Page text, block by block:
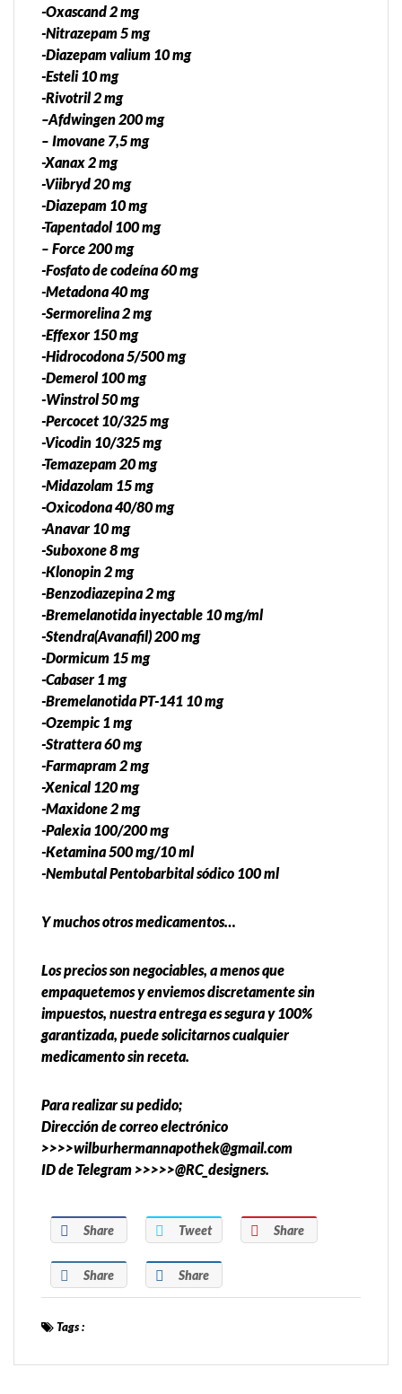
-Oxascand 2 mg
-Nitrazepam 5 mg
-Diazepam valium 10 mg
-Esteli 10 mg
-Rivotril 2 mg
–Afdwingen 200 mg
– Imovane 7,5 mg
-Xanax 2 mg
-Viibryd 20 mg
-Diazepam 10 mg
-Tapentadol 100 mg
– Force 200 mg
-Fosfato de codeína 60 mg
-Metadona 40 mg
-Sermorelina 2 mg
-Effexor 150 mg
-Hidrocodona 5/500 mg
-Demerol 100 mg
-Winstrol 50 mg
-Percocet 10/325 mg
-Vicodin 10/325 mg
-Temazepam 20 mg
-Midazolam 15 mg
-Oxicodona 40/80 mg
-Anavar 10 mg
-Suboxone 8 mg
-Klonopin 2 mg
-Benzodiazepina 2 mg
-Bremelanotida inyectable 10 mg/ml
-Stendra(Avanafil) 200 mg
-Dormicum 15 mg
-Cabaser 1 mg
-Bremelanotida PT-141 10 mg
-Ozempic 1 mg
-Strattera 60 mg
-Farmapram 2 mg
-Xenical 120 mg
-Maxidone 2 mg
-Palexia 100/200 mg
-Ketamina 500 mg/10 ml
-Nembutal Pentobarbital sódico 100 ml
Y muchos otros medicamentos…
Los precios son negociables, a menos que
empaquetemos y enviemos discretamente sin
impuestos, nuestra entrega es segura y 100%
garantizada, puede solicitarnos cualquier
medicamento sin receta.
Para realizar su pedido;
Dirección de correo electrónico
>>>>wilburhermannapothek@gmail.com
ID de Telegram >>>>>@RC_designers.
Share Tweet Share
Share Share
Tags :